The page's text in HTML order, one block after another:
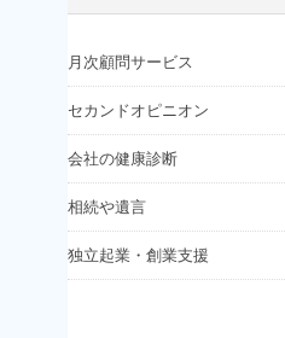
月次顧問サービス
セカンドオピニオン
会社の健康診断
相続や遺言
独立起業・創業支援